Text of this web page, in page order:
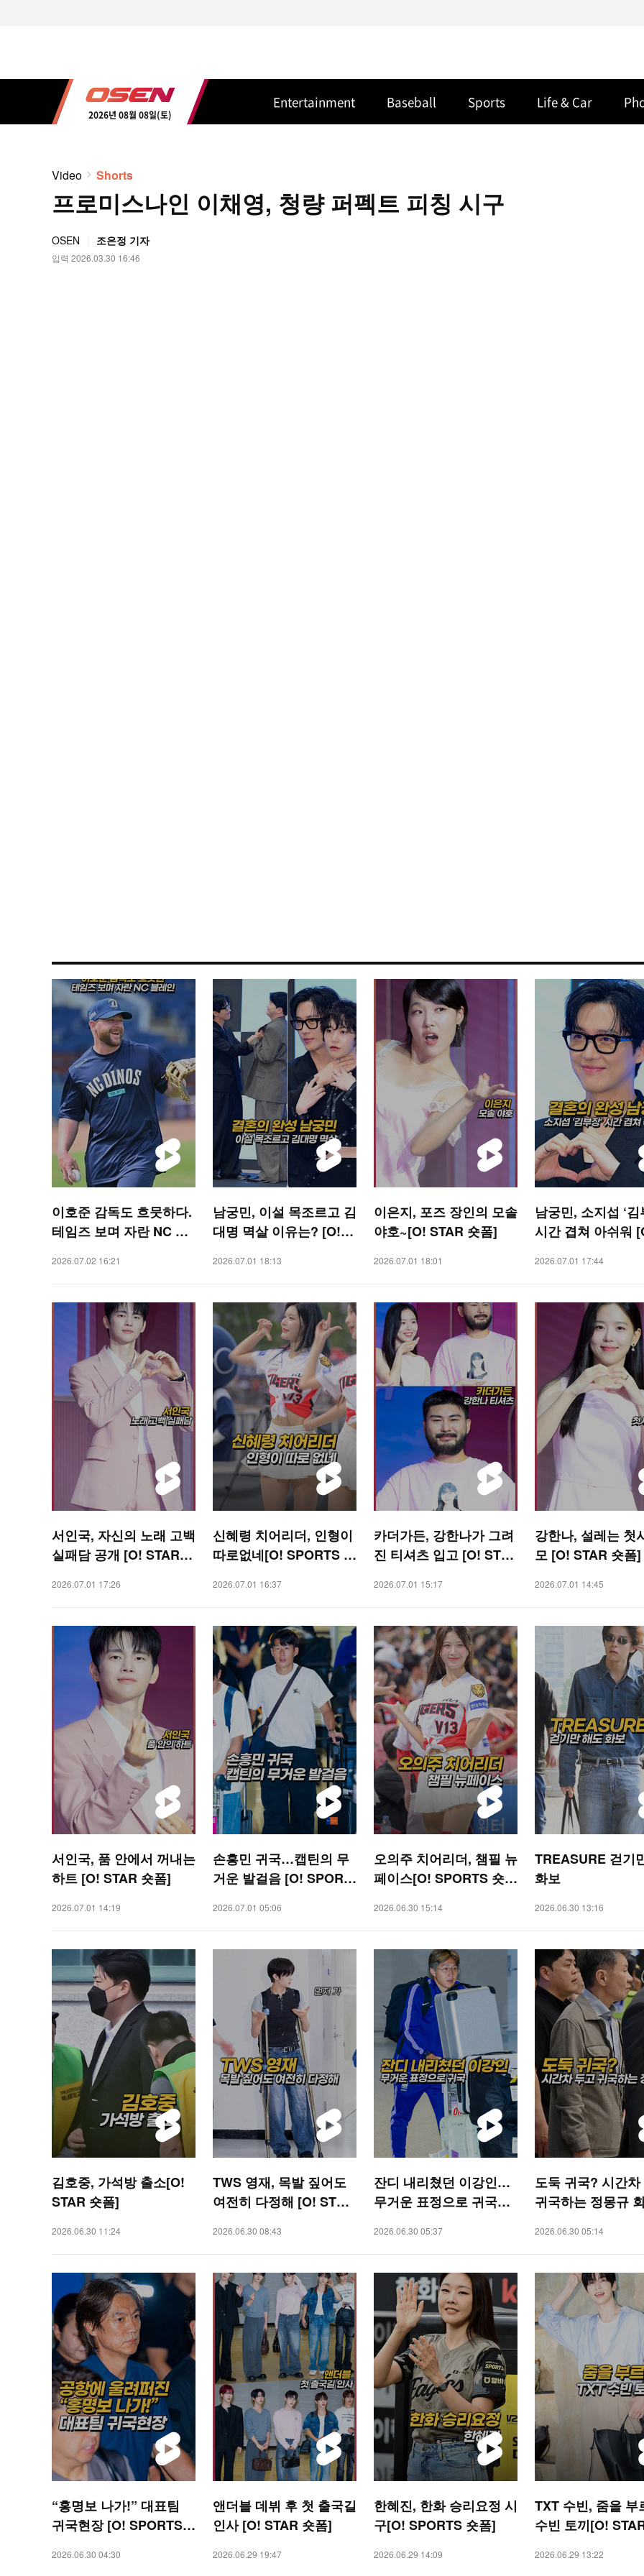
2026년 08월 08일(토)
Entertainment Baseball Sports Life & Car
Video Shorts
프로미스나인 이채영, 청량 퍼펙트 피칭 시구
OSEN 조은정 기자
입력 2026.03.30 16:46
이호준 감독도 흐뭇하다.
테임즈 보며 자란 NC 블
2026.07.02 16:21
남궁민, 이설 목조르고 김
대명 멱살 이유는? [O! S
2026.07.01 18:13
이은지, 포즈 장인의 모솔
야호~[O! STAR 숏폼]
2026.07.01 18:01
남궁민, 소지섭 ‘김
시간 겹쳐 아쉬워
2026.07.01 17:44
서인국, 자신의 노래 고백
실패담 공개 [O! STAR
2026.07.01 17:26
신혜령 치어리더, 인형이
따로없네[O! SPORTS 숏
2026.07.01 16:37
카더가든, 강한나가 그려
진 티셔츠 입고 [O! STA
2026.07.01 15:17
강한나, 설레는 첫
모 [O! STAR 숏폼]
2026.07.01 14:45
서인국, 품 안에서 꺼내는
하트 [O! STAR 숏폼]
2026.07.01 14:19
손흥민 귀국…캡틴의 무
거운 발걸음 [O! SPORT
2026.07.01 05:06
오의주 치어리더, 챔필 뉴
페이스[O! SPORTS 숏
2026.06.30 15:14
TREASURE 걷기
화보
2026.06.30 13:16
김호중, 가석방 출소[O!
STAR 숏폼]
2026.06.30 11:24
TWS 영재, 목발 짚어도
여전히 다정해 [O! STAR
2026.06.30 08:43
잔디 내리쳤던 이강인…
무거운 표정으로 귀국
2026.06.30 05:37
도둑 귀국? 시간
귀국하는 정몽규
2026.06.30 05:14
“홍명보 나가!” 대표팀
귀국현장 [O! SPORTS
2026.06.30 04:30
앤더블 데뷔 후 첫 출국길
인사 [O! STAR 숏폼]
2026.06.29 19:47
한혜진, 한화 승리요정 시
구[O! SPORTS 숏폼]
2026.06.29 14:09
TXT 수빈, 줌을 부
수빈 토끼[O!
2026.06.29 13:22